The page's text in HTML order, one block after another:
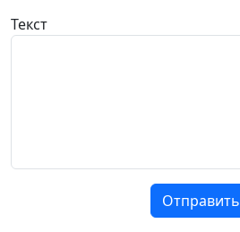
Текст
Отправить